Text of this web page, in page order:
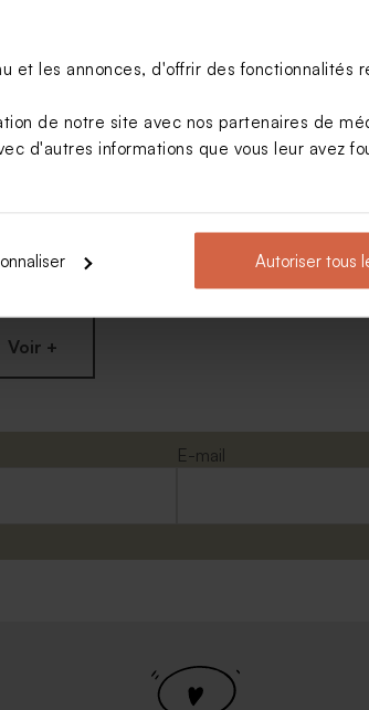
et les annonces, d'offrir des fonctionnalités
de notre site avec nos partenaires de
d'autres informations que vous leur avez
Autoriser tous
Voir +
E-mail